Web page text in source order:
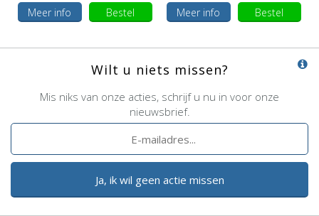
Meer info
Bestel
Meer info
Bestel
Wilt u niets missen?
Mis niks van onze acties, schrijf u nu in voor onze
nieuwsbrief.
Ja, ik wil geen actie missen